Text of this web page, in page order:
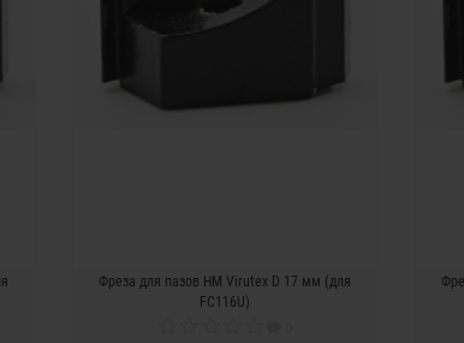
Фреза для пазов HM Virutex D 17 мм (для
FC116U)